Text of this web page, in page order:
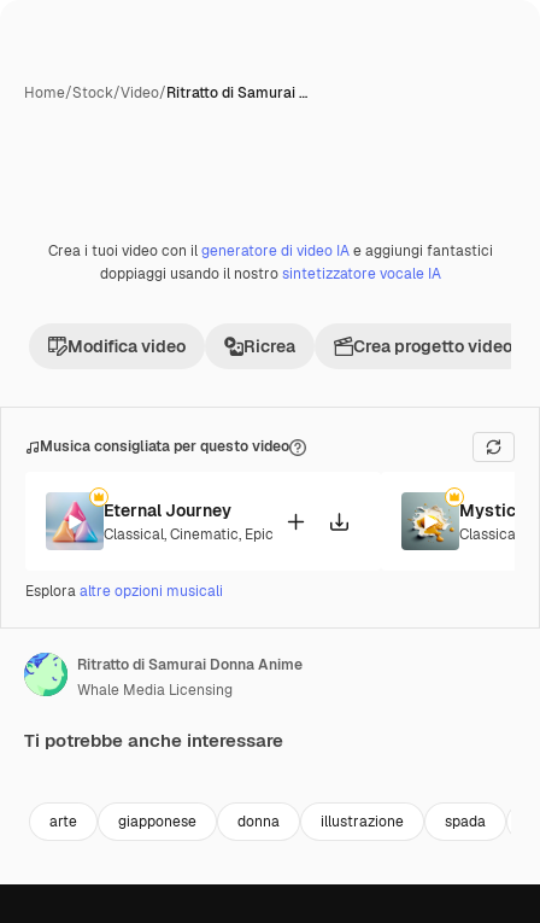
Home/Stock/Video/Ritratto di Samurai …
PremiumCreata con IA
Crea i tuoi video con ilgeneratore di video IAe aggiungi fantastici
doppiaggi usando il nostrosintetizzatore vocale IA
Modifica video Ricrea Crea progetto video
Musica consigliata per questo video
Eternal Journey
Classical,Cinematic, Epic
Mystic
Classical
Esploraaltre opzioni musicali
Ritratto di Samurai Donna Anime
Whale Media Licensing
Ti potrebbe anche interessare
arte giapponese donna illustrazione spada